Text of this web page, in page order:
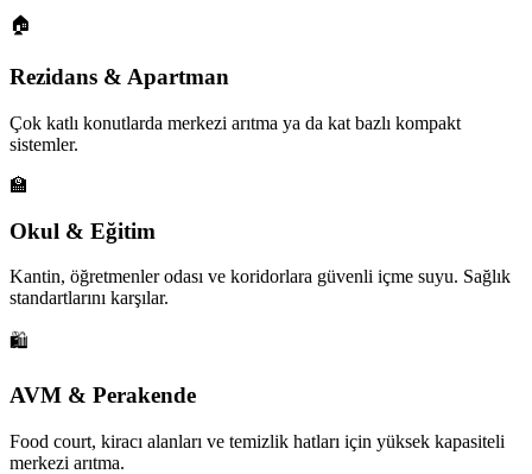
🏠
Rezidans & Apartman
Çok katlı konutlarda merkezi arıtma ya da kat bazlı kompakt
sistemler.
🏫
Okul & Eğitim
Kantin, öğretmenler odası ve koridorlara güvenli içme suyu. Sağlık
standartlarını karşılar.
🛍️
AVM & Perakende
Food court, kiracı alanları ve temizlik hatları için yüksek kapasiteli
merkezi arıtma.